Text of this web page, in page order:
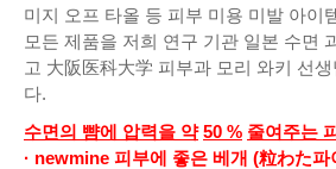
미지 오프 타올 등 피부 미용 미발 아이
모든 제품을 저희 연구 기관 일본 수면
고 大阪医科大学 피부과 모리 와키 선
다.
수면의 뺨에 압력을 약 50 % 줄여주는
· newmine 피부에 좋은 베개 (粒わた파